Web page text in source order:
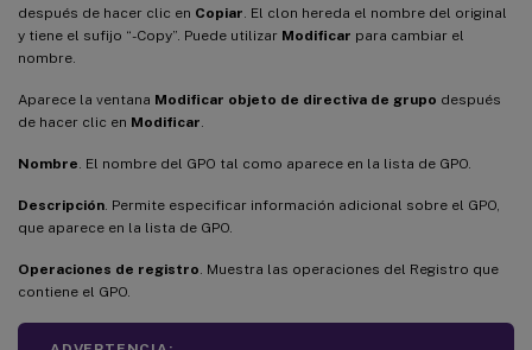
después de hacer clic en Copiar . El clon hereda el nombre del original
y tiene el sufijo “-Copy”. Puede utilizar Modificar para cambiar el
nombre.
Aparece la ventana Modificar objeto de directiva de grupo después
de hacer clic en Modificar
Nombre . El nombre del GPO tal como aparece en la lista de GPO.
Descripción . Permite especificar información adicional sobre el GPO,
que aparece en la lista de GPO.
Operaciones de registro . Muestra las operaciones del Registro que
contiene el GPO.